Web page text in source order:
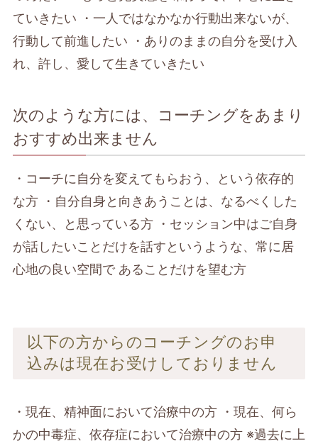
ていきたい ・一人ではなかなか行動出来ないが、
行動して前進したい ・ありのままの自分を受け入
れ、許し、愛して生きていきたい
次のような方には、コーチングをあまり
おすすめ出来ません
・コーチに自分を変えてもらおう、という依存的
な方 ・自分自身と向きあうことは、なるべくした
くない、と思っている方 ・セッション中はご自身
が話したいことだけを話すというような、常に居
心地の良い空間で あることだけを望む方
以下の方からのコーチングのお申
込みは現在お受けしておりません
・現在、精神面において治療中の方 ・現在、何ら
かの中毒症、依存症において治療中の方 ※過去に上